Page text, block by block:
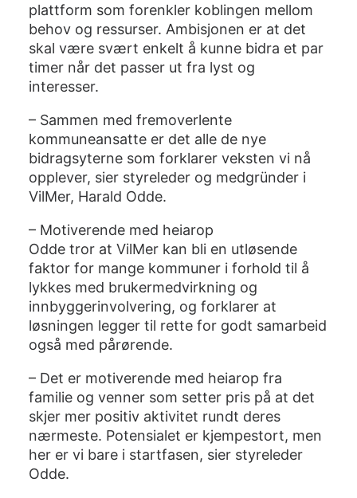
plattform som forenkler koblingen mellom
behov og ressurser. Ambisjonen er at det
skal være svært enkelt å kunne bidra et par
timer når det passer ut fra lyst og
interesser.
– Sammen med fremoverlente
kommuneansatte er det alle de nye
bidragsyterne som forklarer veksten vi nå
opplever, sier styreleder og medgründer i
VilMer, Harald Odde.
– Motiverende med heiarop
Odde tror at VilMer kan bli en utløsende
faktor for mange kommuner i forhold til å
lykkes med brukermedvirkning og
innbyggerinvolvering, og forklarer at
løsningen legger til rette for godt samarbeid
også med pårørende.
– Det er motiverende med heiarop fra
familie og venner som setter pris på at det
skjer mer positiv aktivitet rundt deres
nærmeste. Potensialet er kjempestort, men
her er vi bare i startfasen, sier styreleder
Odde.